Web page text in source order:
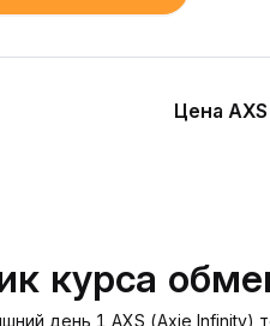
Цена AXS
курса
день 1 AXS (Axie Infinity)